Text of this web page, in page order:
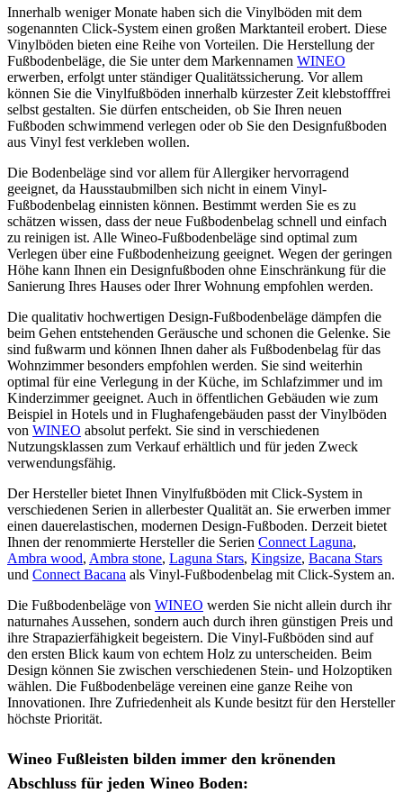
Innerhalb weniger Monate haben sich die Vinylböden mit dem
sogenannten Click-System einen großen Marktanteil erobert. Diese
Vinylböden bieten eine Reihe von Vorteilen. Die Herstellung der
Fußbodenbeläge, die Sie unter dem Markennamen WINEO
erwerben, erfolgt unter ständiger Qualitätssicherung. Vor allem
können Sie die Vinylfußböden innerhalb kürzester Zeit klebstofffrei
selbst gestalten. Sie dürfen entscheiden, ob Sie Ihren neuen
Fußboden schwimmend verlegen oder ob Sie den Designfußboden
aus Vinyl fest verkleben wollen.
Die Bodenbeläge sind vor allem für Allergiker hervorragend
geeignet, da Hausstaubmilben sich nicht in einem Vinyl-
Fußbodenbelag einnisten können. Bestimmt werden Sie es zu
schätzen wissen, dass der neue Fußbodenbelag schnell und einfach
zu reinigen ist. Alle Wineo-Fußbodenbeläge sind optimal zum
Verlegen über eine Fußbodenheizung geeignet. Wegen der geringen
Höhe kann Ihnen ein Designfußboden ohne Einschränkung für die
Sanierung Ihres Hauses oder Ihrer Wohnung empfohlen werden.
Die qualitativ hochwertigen Design-Fußbodenbeläge dämpfen die
beim Gehen entstehenden Geräusche und schonen die Gelenke. Sie
sind fußwarm und können Ihnen daher als Fußbodenbelag für das
Wohnzimmer besonders empfohlen werden. Sie sind weiterhin
optimal für eine Verlegung in der Küche, im Schlafzimmer und im
Kinderzimmer geeignet. Auch in öffentlichen Gebäuden wie zum
Beispiel in Hotels und in Flughafengebäuden passt der Vinylböden
von WINEO absolut perfekt. Sie sind in verschiedenen
Nutzungsklassen zum Verkauf erhältlich und für jeden Zweck
verwendungsfähig.
Der Hersteller bietet Ihnen Vinylfußböden mit Click-System in
verschiedenen Serien in allerbester Qualität an. Sie erwerben immer
einen dauerelastischen, modernen Design-Fußboden. Derzeit bietet
Ihnen der renommierte Hersteller die Serien Connect Laguna,
Ambra wood, Ambra stone, Laguna Stars, Kingsize, Bacana Stars
und Connect Bacana als Vinyl-Fußbodenbelag mit Click-System an.
Die Fußbodenbeläge von WINEO werden Sie nicht allein durch ihr
naturnahes Aussehen, sondern auch durch ihren günstigen Preis und
ihre Strapazierfähigkeit begeistern. Die Vinyl-Fußböden sind auf
den ersten Blick kaum von echtem Holz zu unterscheiden. Beim
Design können Sie zwischen verschiedenen Stein- und Holzoptiken
wählen. Die Fußbodenbeläge vereinen eine ganze Reihe von
Innovationen. Ihre Zufriedenheit als Kunde besitzt für den Hersteller
höchste Priorität.
Wineo Fußleisten bilden immer den krönenden
Abschluss für jeden Wineo Boden: